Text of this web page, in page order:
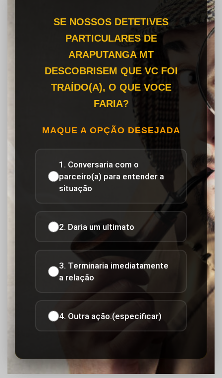
SE NOSSOS DETETIVES
PARTICULARES DE
ARAPUTANGA MT
DESCOBRISEM QUE VC FOI
TRAÍDO(A), O QUE VOCE
FARIA?
MAQUE A OPÇÃO DESEJADA
1. Conversaria com o
parceiro(a) para entender a
situação
2. Daria um ultimato
3. Terminaria imediatamente
a relação
4. Outra ação.(especificar)